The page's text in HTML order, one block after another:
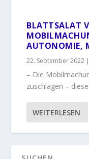
BLATTSALAT
AUTONOMIE,
22. September 2022
– Die
zuschlagen –
WEITERLESEN